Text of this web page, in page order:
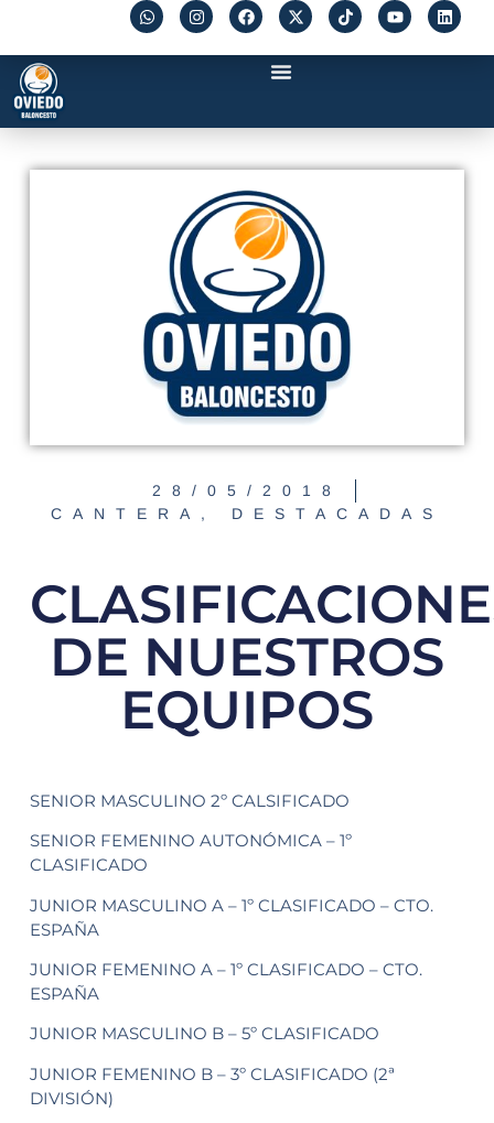
28/05/2018
CANTERA , DESTACADAS
DE NUESTROS
EQUIPOS
SENIOR MASCULINO 2º CALSIFICADO
SENIOR FEMENINO AUTONÓMICA – 1º
CLASIFICADO
JUNIOR MASCULINO A – 1º CLASIFICADO – CTO.
ESPAÑA
JUNIOR FEMENINO A – 1º CLASIFICADO – CTO.
ESPAÑA
JUNIOR MASCULINO B – 5º CLASIFICADO
JUNIOR FEMENINO B – 3º CLASIFICADO (2ª
DIVISIÓN)